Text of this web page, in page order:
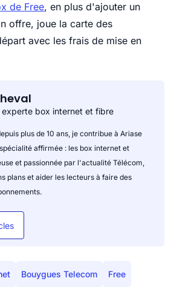
de Free, en plus d'ajouter un
offre, joue la carte des
avec les frais de mise en
experte box internet et fibre
plus de 10 ans, je contribue à Ariase
affirmée : les box internet et
et passionnée par l'actualité Télécom,
plans et aider les lecteurs à faire des
Bouygues Telecom Free